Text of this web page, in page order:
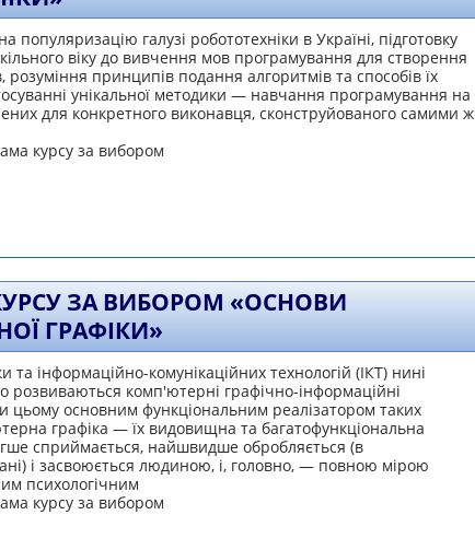
популяризацію галузі робототехніки в Україні, підготовку
віку до вивчення мов програмування для створення
розуміння принципів подання алгоритмів та способів їх
унікальної методики — навчання програмування на
для конкретного виконавця, сконструйованого самими ж
курсу за вибором
курсу за вибором «Основи робототехніки»
ЗА ВИБОРОМ «ОСНОВИ
ГРАФІКИ»
та інформаційно-комунікаційних технологій (ІКТ) нині
розвиваються комп'ютерні графічно-інформаційні
цьому основним функціональним реалізатором таких
графіка — їх видовищна та багатофункціональна
сприймається, найшвидше обробляється (в
і засвоюється людиною, і, головно, — повною мірою
психологічним
курсу за вибором